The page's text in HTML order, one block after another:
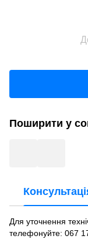
Поширити у
Для уточнення
телефонуйте: 067